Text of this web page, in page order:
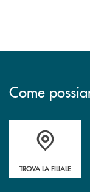
Come
Accedi all' elenco
TROVA LA FILIALE